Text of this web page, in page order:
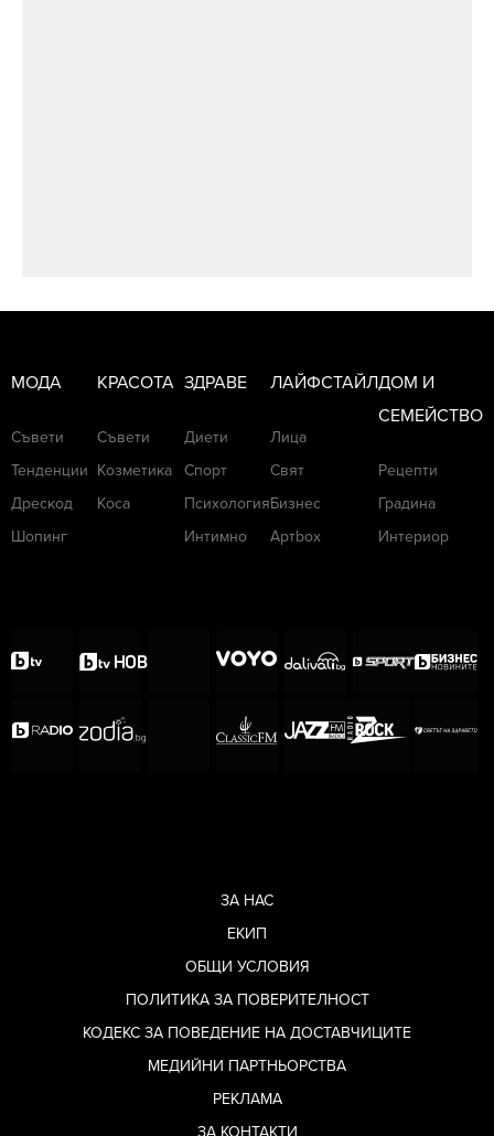
МОДА
Съвети
Тенденции
Дрескод
Шопинг
КРАСОТА
Съвети
Козметика
Коса
ЗДРАВЕ
Диети
Спорт
Психология
Интимно
ЛАЙФСТАЙЛ
Лица
Свят
Бизнес
Артbox
ДОМ И
СЕМЕЙСТВО
Рецепти
Градина
Интериор
ЗА НАС
ЕКИП
ОБЩИ УСЛОВИЯ
ПОЛИТИКА ЗА ПОВЕРИТЕЛНОСТ
КОДЕКС ЗА ПОВЕДЕНИЕ НА ДОСТАВЧИЦИТЕ
МЕДИЙНИ ПАРТНЬОРСТВА
РЕКЛАМА
ЗА КОНТАКТИ